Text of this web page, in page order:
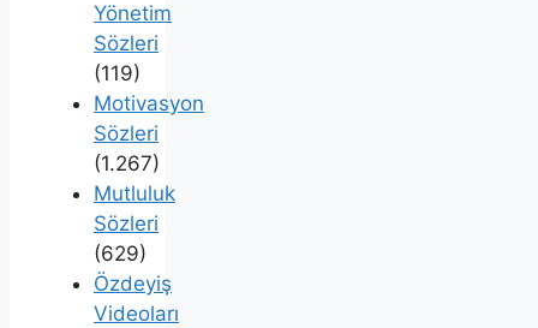
Yönetim
Sözleri
(119)
Motivasyon
Sözleri
(1.267)
Mutluluk
Sözleri
(629)
Özdeyiş
Videoları